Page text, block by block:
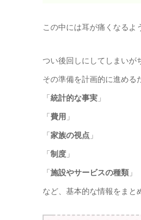
この中には耳が痛くなるよ
つい後回しにしてしまいが
その準備を計画的に進める
「 統計的な事実 」
「 費用 」
「 家族の視点 」
「 制度 」
「 施設やサービスの種類 」
など、基本的な情報をまと